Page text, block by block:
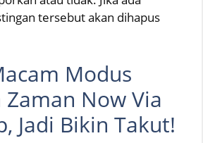
tersebut akan dihapus
Modus
Now Via
Jadi Bikin Takut!